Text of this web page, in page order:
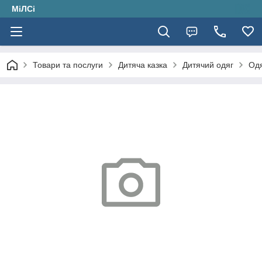
МіЛСі
Товари та послуги Дитяча казка Дитячий одяг